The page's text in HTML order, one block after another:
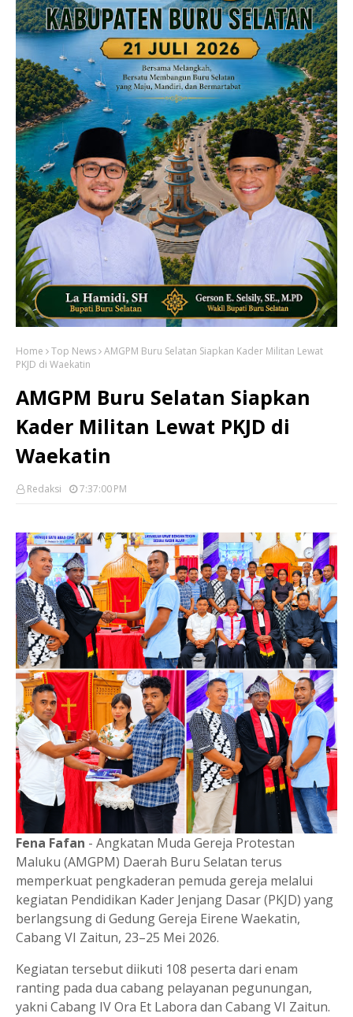
Home Top News AMGPM Buru Selatan Siapkan Kader Militan Lewat
PKJD di Waekatin
AMGPM Buru Selatan Siapkan
Kader Militan Lewat PKJD di
Waekatin
Redaksi 7:37:00 PM
Fena Fafan - Angkatan Muda Gereja Protestan
Maluku (AMGPM) Daerah Buru Selatan terus
memperkuat pengkaderan pemuda gereja melalui
kegiatan Pendidikan Kader Jenjang Dasar (PKJD) yang
berlangsung di Gedung Gereja Eirene Waekatin,
Cabang VI Zaitun, 23–25 Mei 2026.
Kegiatan tersebut diikuti 108 peserta dari enam
ranting pada dua cabang pelayanan pegunungan,
yakni Cabang IV Ora Et Labora dan Cabang VI Zaitun.